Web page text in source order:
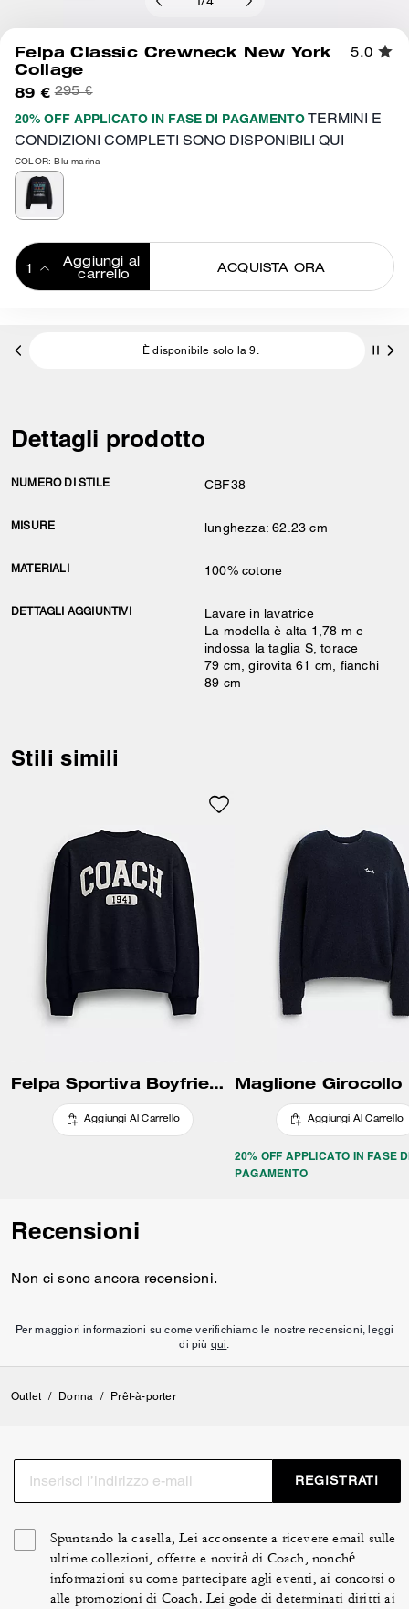
/4
Felpa Classic Crewneck New York
Collage
5.0
89 € 295 €
20% OFF APPLICATO IN FASE DI PAGAMENTOTERMINI E
CONDIZIONI COMPLETI SONO DISPONIBILI QUI
COLOR: Blu marina
Aggiungi al
carrello
ACQUISTA ORA
È disponibile solo la 9.
Dettagli prodotto
NUMERO DI STILE CBF38
MISURE lunghezza: 62.23 cm
MATERIALI 100% cotone
DETTAGLI AGGIUNTIVI
Lavare in lavatrice
La modella è alta 1,78 m e
indossa la taglia S, torace
79 cm, girovita 61 cm, fianchi
89 cm
Stili simili
Felpa Sportiva Boyfriend Girocollo
Aggiungi Al Carrello Aggiungi Al Carrello
20% OFF APPLICATO IN FASE
PAGAMENTO
Recensioni
Non ci sono ancora recensioni.
Per maggiori informazioni su come verifichiamo le nostre recensioni, leggi
di più qui
Outlet / Donna / Prêt-à-porter
REGISTRATI
Spuntando la casella, Lei acconsente a ricevere email sulle
ultime collezioni, offerte e novità di Coach, nonché
informazioni su come partecipare agli eventi, ai concorsi o
alle promozioni di Coach. Lei gode di determinati diritti ai